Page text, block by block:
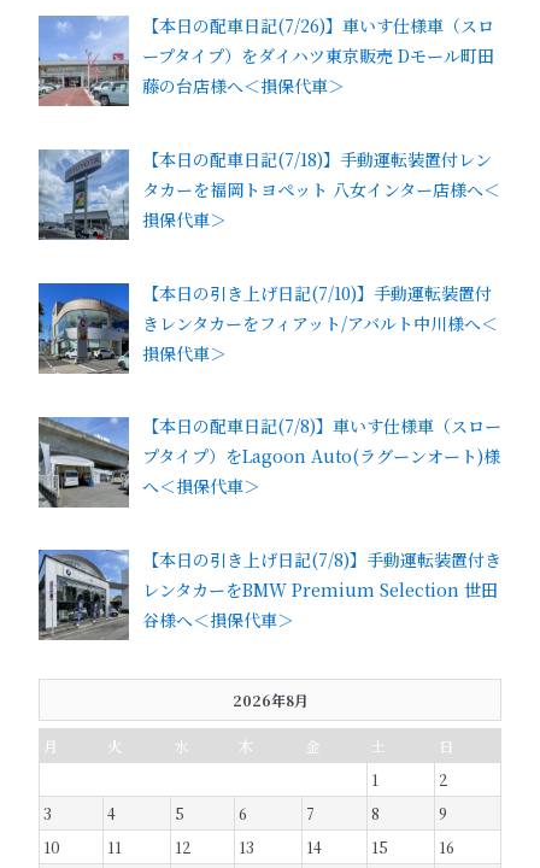
【本日の配車日記(7/26)】車いす仕様車（スロ
ープタイプ）をダイハツ東京販売 Dモール町田
藤の台店様へ＜損保代車＞
【本日の配車日記(7/18)】手動運転装置付レン
タカーを福岡トヨペット 八女インター店様へ＜
損保代車＞
【本日の引き上げ日記(7/10)】手動運転装置付
きレンタカーをフィアット/アバルト中川様へ＜
損保代車＞
【本日の配車日記(7/8)】車いす仕様車（スロー
プタイプ）をLagoon Auto(ラグーンオート)様
へ＜損保代車＞
【本日の引き上げ日記(7/8)】手動運転装置付き
レンタカーをBMW Premium Selection 世田
谷様へ＜損保代車＞
2026年8月
月 火 水 木 金 土
日
1
2
3
4 5 6 7 8
9
10
11 12 13 14 15
16